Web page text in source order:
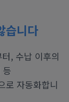
습니다
, 수납 이후의
등
로 자동화합니